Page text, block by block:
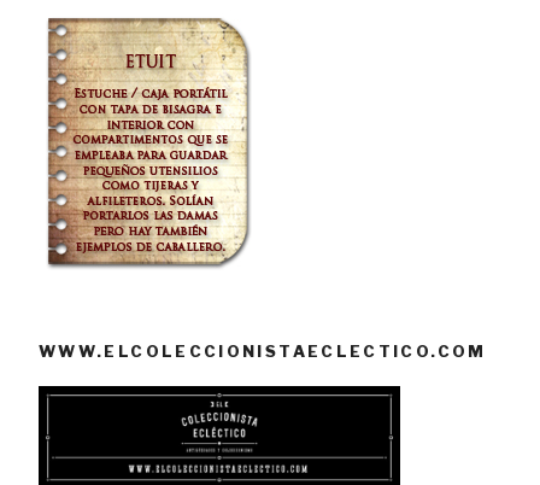
WWW.ELCOLECCIONISTAECLECTICO.COM